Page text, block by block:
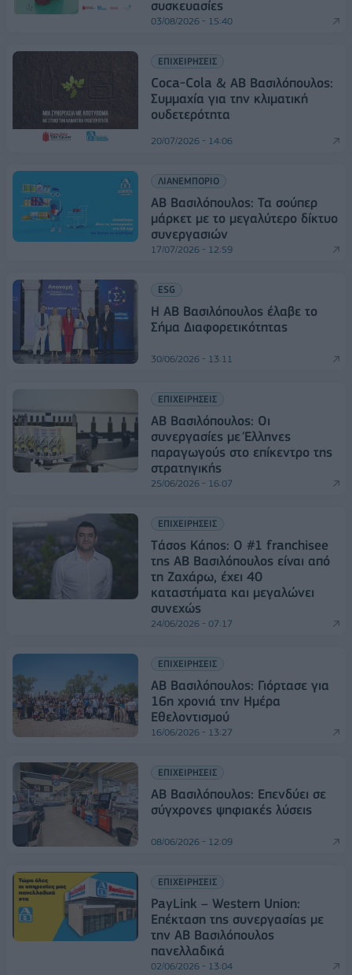
συσκευασίες
03/08/2026 - 15:40
ΕΠΙΧΕΙΡΗΣΕΙΣ
Coca-Cola & ΑΒ Βασιλόπουλος:
Συμμαχία για την κλιματική
ουδετερότητα
20/07/2026 - 14:06
ΛΙΑΝΕΜΠΟΡΙΟ
ΑΒ Βασιλόπουλος: Τα σούπερ
μάρκετ με το μεγαλύτερο δίκτυο
συνεργασιών
17/07/2026 - 12:59
ESG
Η ΑΒ Βασιλόπουλος έλαβε το
Σήμα Διαφορετικότητας
30/06/2026 - 13:11
ΕΠΙΧΕΙΡΗΣΕΙΣ
ΑΒ Βασιλόπουλος: Οι
συνεργασίες με Έλληνες
παραγωγούς στο επίκεντρο της
στρατηγικής
25/06/2026 - 16:07
ΕΠΙΧΕΙΡΗΣΕΙΣ
Tάσος Κάπος: Ο #1 franchisee
της ΑΒ Βασιλόπουλος είναι από
τη Ζαχάρω, έχει 40
καταστήματα και μεγαλώνει
συνεχώς
24/06/2026 - 07:17
ΕΠΙΧΕΙΡΗΣΕΙΣ
ΑΒ Βασιλόπουλος: Γιόρτασε για
16η χρονιά την Ημέρα
Εθελοντισμού
16/06/2026 - 13:27
ΕΠΙΧΕΙΡΗΣΕΙΣ
ΑΒ Βασιλόπουλος: Eπενδύει σε
σύγχρονες ψηφιακές λύσεις
08/06/2026 - 12:09
ΕΠΙΧΕΙΡΗΣΕΙΣ
PayLink – Western Union:
Επέκταση της συνεργασίας με
την ΑΒ Βασιλόπουλος
πανελλαδικά
02/06/2026 - 13:04